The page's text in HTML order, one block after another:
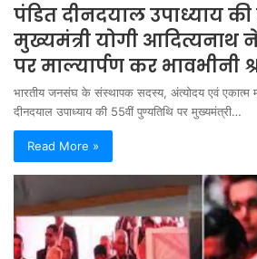
पंडित दीनदयाल उपाध्याय
मुख्यमंत्री योगी आदित्यनाथ
पर माल्यार्पण कर भावभीनी
भारतीय जनसंघ के संस्थापक सदस्य, अंत्योदय एवं एकात्म
दीनदयाल उपाध्याय की 55वीं पुण्यतिथि पर मुख्यमंत्री…
Read More »